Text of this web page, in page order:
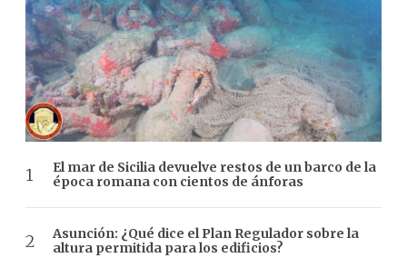
El mar de Sicilia devuelve restos de un barco de la
época romana con cientos de ánforas
Asunción: ¿Qué dice el Plan Regulador sobre la
altura permitida para los edificios?